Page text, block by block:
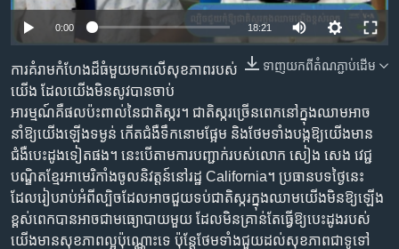
រចនា
សម្ព័ន្ធ​
រំលង​
និង​
ចូល​
ទៅ​
កាន់​
ទំព័រ​
ស្វែង​
រក
Khmer English
បណ្តាញ​សង្គម
ភាសា
Auto 240p 360p 480p
720p 1080p
0:00 18:21 Auto
240p
480p
720p
1080p
ទាញ​យក​ពី​តំណភ្ជាប់​ដើម
ការគំរាមកំហែងដ៏ធំមួយមកលើសុខភាពរបស់
យើង ដែលយើងមិនសូវបានចាប់
អារម្មណ៍គឺផលប៉ះពាល់នៃជាតិស្ករ។ ជាតិស្ករច្រើនពេកនៅក្នុងឈាមអាច
នាំឱ្យយើងឡើងទម្ងន់ កើតជំងឺទឹកនោមផ្អែម និងថែមទាំងបង្កឱ្យយើងមាន
ជំងឺបេះដូងទៀតផង។ នេះបើតាមការបញ្ជាក់របស់លោក សៀង សេង វេជ្ជ
បណ្ឌិតខ្មែរអាមេរិកាំងចូលនិវត្តន៍នៅរដ្ឋ California។ ប្រធានបទថ្ងៃនេះ
ដែលរៀបរាប់អំពីល្បិចដែលអាចជួយទប់ជាតិស្ករក្នុងឈាមយើងមិនឱ្យឡើង
ខ្ពស់ពេកបានអាចជាមធ្យោបាយមួយ ដែលមិនគ្រាន់តែធ្វើឱ្យបេះដូងរបស់
យើងមានសុខភាពល្អប៉ុណ្ណោះទេ ប៉ុន្តែថែមទាំងជួយដល់សុខភាពជាទូទៅ